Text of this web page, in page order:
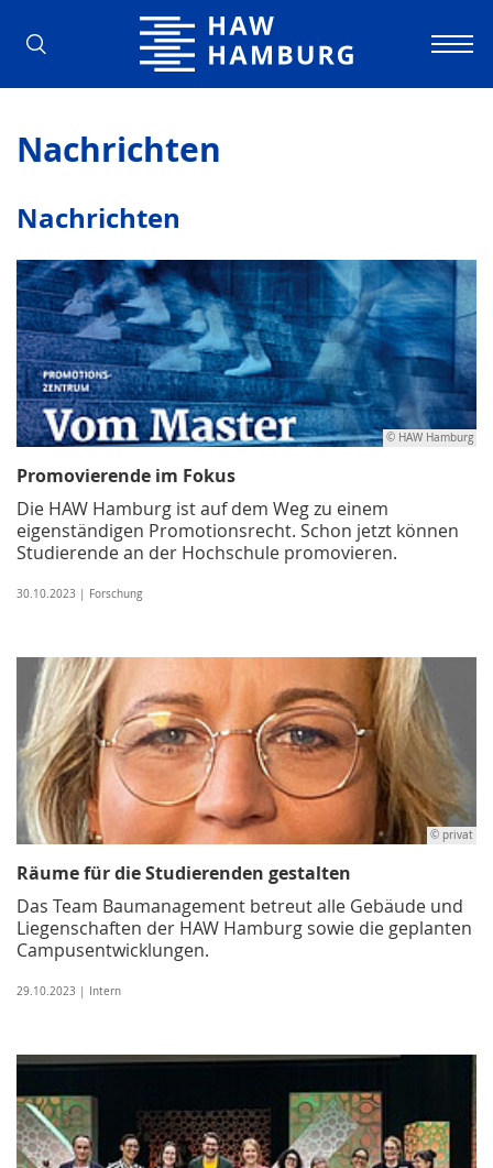
Hochschule für Angewandte
Nachrichten
Nachrichten
© HAW Hamburg
Promovierende im Fokus
Die HAW Hamburg ist auf dem Weg zu einem
eigenständigen Promotionsrecht. Schon jetzt können
Studierende an der Hochschule promovieren.
30.10.2023 | Forschung
© privat
Räume für die Studierenden gestalten
Das Team Baumanagement betreut alle Gebäude und
Liegenschaften der HAW Hamburg sowie die geplanten
Campusentwicklungen.
29.10.2023 | Intern